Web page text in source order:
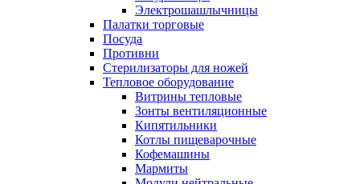
Электрошашлычницы
Палатки торговые
Посуда
Противни
Стерилизаторы для ножей
Тепловое оборудование
Витрины тепловые
Зонты вентиляционные
Кипятильники
Котлы пищеварочные
Кофемашины
Мармиты